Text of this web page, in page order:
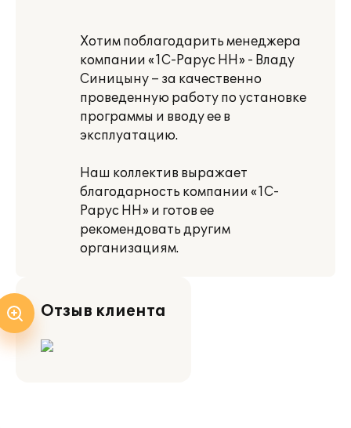
Хотим поблагодарить менеджера
компании «1С-Рарус НН» - Владу
Синицыну – за качественно
проведенную работу по установке
программы и вводу ее в
эксплуатацию.
Наш коллектив выражает
благодарность компании «1С-
Рарус НН» и готов ее
рекомендовать другим
организациям.
Отзыв клиента